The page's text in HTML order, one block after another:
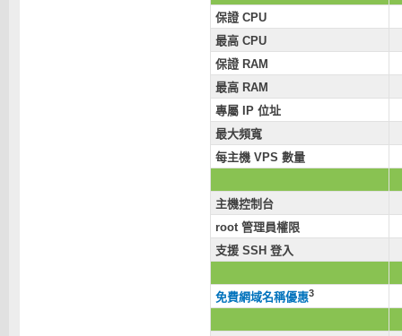
保證 CPU
最高 CPU
保證 RAM
最高 RAM
專屬 IP 位址
最大頻寬
每主機 VPS 數量
主機控制台
root 管理員權限
支援 SSH 登入
免費網域名稱優惠3